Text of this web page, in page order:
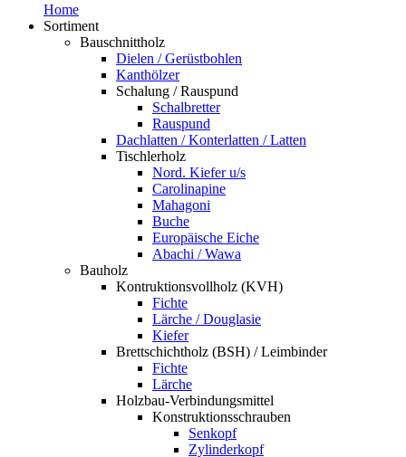
Home
Sortiment
Bauschnittholz
Dielen / Gerüstbohlen
Kanthölzer
Schalung / Rauspund
Schalbretter
Rauspund
Dachlatten / Konterlatten / Latten
Tischlerholz
Nord. Kiefer u/s
Carolinapine
Mahagoni
Buche
Europäische Eiche
Abachi / Wawa
Bauholz
Kontruktionsvollholz (KVH)
Fichte
Lärche / Douglasie
Kiefer
Brettschichtholz (BSH) / Leimbinder
Fichte
Lärche
Holzbau-Verbindungsmittel
Konstruktionsschrauben
Senkopf
Zylinderkopf